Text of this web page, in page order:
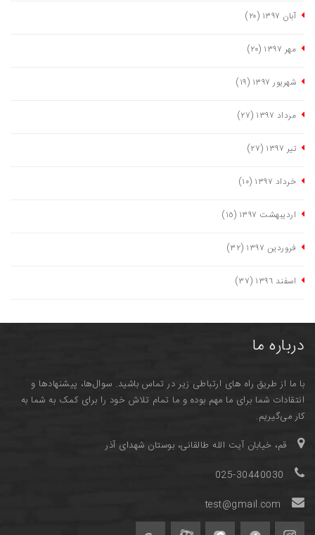
آبان ١٣٩٧ (٢٠)
مهر ١٣٩٧ (٢٠)
شهریور ١٣٩٧ (١٩)
مرداد ١٣٩٧ (٢٧)
تیر ١٣٩٧ (٢٧)
خرداد ١٣٩٧ (١٠)
اردیبهشت ١٣٩٧ (١٥)
فروردین ١٣٩٧ (٣٢)
اسفند ١٣٩٦ (٣٧)
درباره ما
با ما از طریق راه های ارتباطی زیر در تماس باشید. سوال‌ها، پیشنهادها و
انتقادات شما برای ما مهم بوده و ما تمام تلاش خود را برای کمک به شما به
کار می‌گیریم.
قم، خیابان آیت الله طالقانی، بوستان شهدای آذر
025-30440030
test@gmail.com